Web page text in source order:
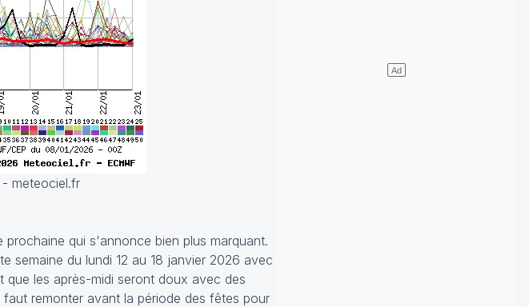
- meteociel.fr
qui s'annonce bien plus marquant.
semaine du lundi 12 au 18 janvier 2026 avec
que les après-midi seront doux avec des
remonter avant la période des fêtes pour